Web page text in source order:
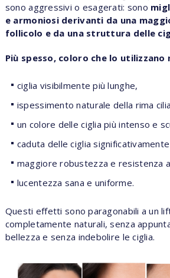
sono aggressivi o esagerati: sono
e armoniosi derivanti da una
follicolo e da una struttura delle
Più spesso, coloro che lo utilizzano
ciglia visibilmente più lunghe,
ispessimento naturale della rima
un colore delle ciglia più intenso e
caduta delle ciglia
maggiore robustezza e resistenza
lucentezza sana e uniforme.
Questi effetti sono paragonabili a un
completamente naturali, senza
bellezza e senza indebolire le ciglia.